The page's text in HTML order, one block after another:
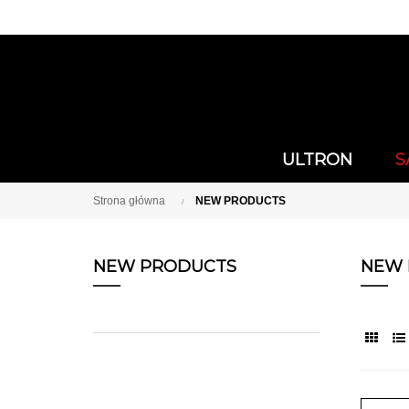
ULTRON
Strona główna NEW PRODUCTS
NEW PRODUCTS NEW